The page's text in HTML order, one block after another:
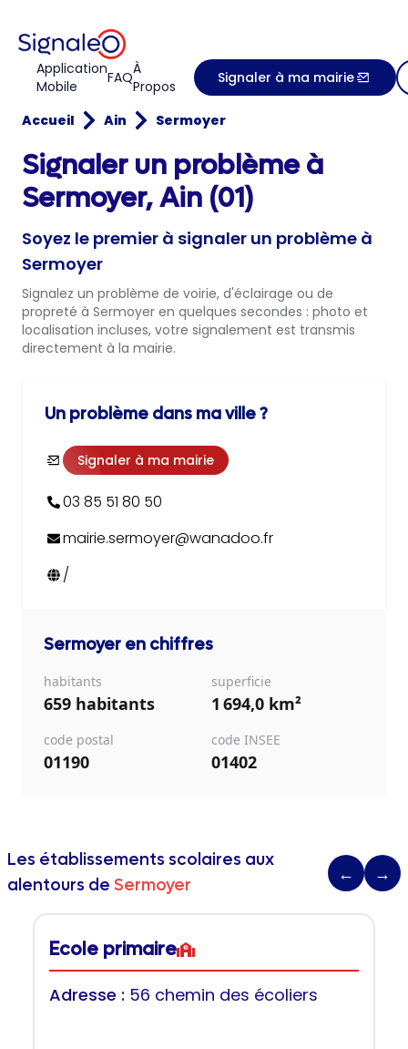
Application
Mobile
FAQÀ
Propos
Signaler à ma mairie
Accueil Ain Sermoyer
Signaler un problème à
Sermoyer, Ain (01)
Soyez le premier à signaler un problème à
Sermoyer
Signalez un problème de voirie, d'éclairage ou de
propreté à Sermoyer en quelques secondes : photo et
localisation incluses, votre signalement est transmis
directement à la mairie.
Un problème dans ma ville ?
Signaler à ma mairie
03 85 51 80 50
mairie.sermoyer@wanadoo.fr
/
Sermoyer en chiffres
habitants
659 habitants
superficie
1 694,0 km²
code postal
01190
code INSEE
01402
Les établissements scolaires aux
alentours de Sermoyer
← →
Ecole primaire
Adresse : 56 chemin des écoliers